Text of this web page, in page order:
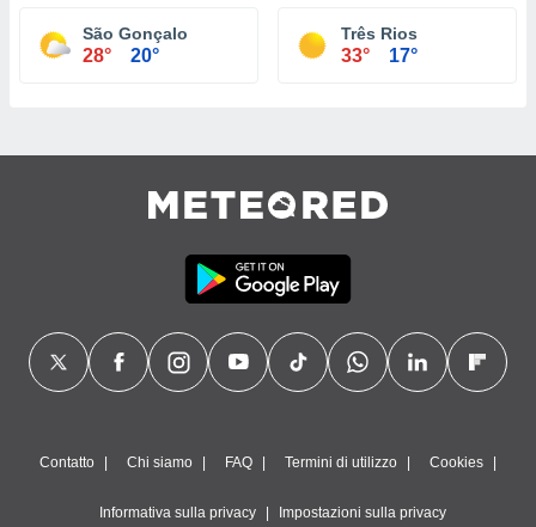
São Gonçalo
28° 20°
Três Rios
33° 17°
Contatto Chi siamo FAQ Termini di utilizzo Cookies
Informativa sulla privacy Impostazioni sulla privacy